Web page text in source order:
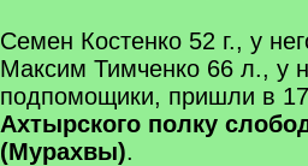
Семен Костенко 52 г., у
Максим Тимченко 66 л., у
подпомощики, пришли в
Ахтырского полку
(Мурахвы).